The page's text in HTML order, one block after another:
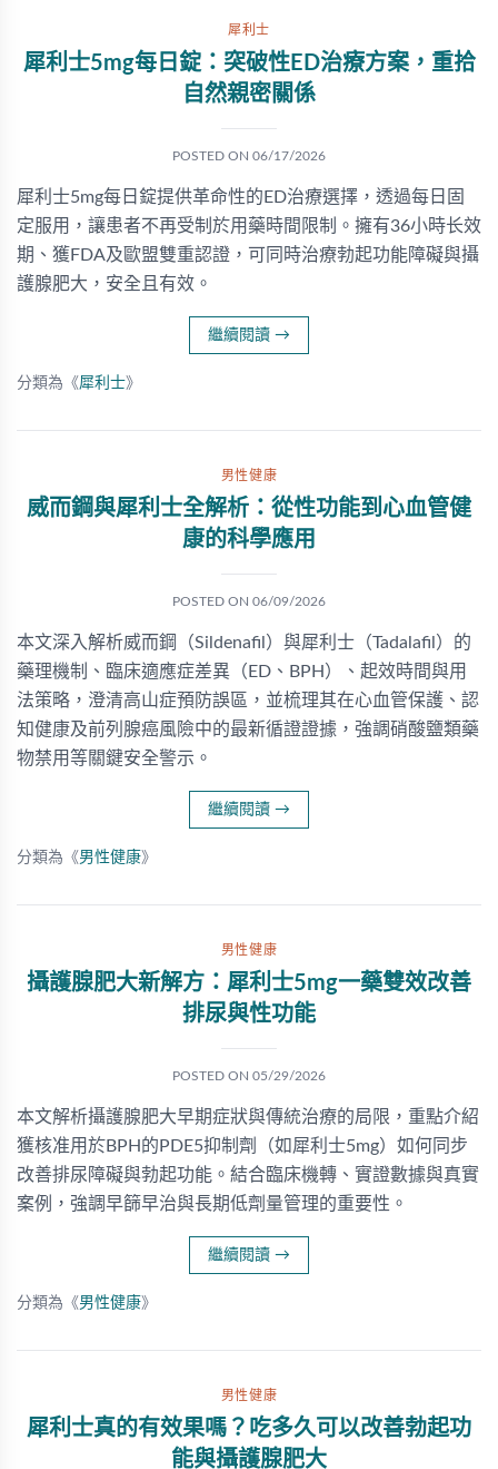
犀利士
犀利士5mg每日錠：突破性ED治療方案，重拾
自然親密關係
POSTED ON 06/17/2026
犀利士5mg每日錠提供革命性的ED治療選擇，透過每日固
定服用，讓患者不再受制於用藥時間限制。擁有36小時长效
期、獲FDA及歐盟雙重認證，可同時治療勃起功能障礙與攝
護腺肥大，安全且有效。
繼續閱讀 →
分類為《犀利士》
男性健康
威而鋼與犀利士全解析：從性功能到心血管健
康的科學應用
POSTED ON 06/09/2026
本文深入解析威而鋼（Sildenafil）與犀利士（Tadalafil）的
藥理機制、臨床適應症差異（ED、BPH）、起效時間與用
法策略，澄清高山症預防誤區，並梳理其在心血管保護、認
知健康及前列腺癌風險中的最新循證證據，強調硝酸鹽類藥
物禁用等關鍵安全警示。
繼續閱讀 →
分類為《男性健康》
男性健康
攝護腺肥大新解方：犀利士5mg一藥雙效改善
排尿與性功能
POSTED ON 05/29/2026
本文解析攝護腺肥大早期症狀與傳統治療的局限，重點介紹
獲核准用於BPH的PDE5抑制劑（如犀利士5mg）如何同步
改善排尿障礙與勃起功能。結合臨床機轉、實證數據與真實
案例，強調早篩早治與長期低劑量管理的重要性。
繼續閱讀 →
分類為《男性健康》
男性健康
犀利士真的有效果嗎？吃多久可以改善勃起功
能與攝護腺肥大